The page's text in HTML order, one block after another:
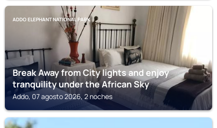
ADDO ELEPHANT NATIONAL PARK
Break Away from City lights and enjoy
tranquility under the African Sky
Addo, 07 agosto 2026, 2 noches